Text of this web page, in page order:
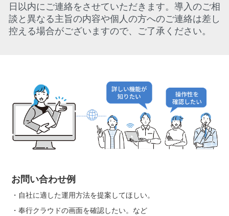
日以内にご連絡をさせていただきます。導入のご相
談と異なる主旨の内容や個人の方へのご連絡は差し
控える場合がございますので、ご了承ください。
お問い合わせ例
・自社に適した運用方法を提案してほしい。
・奉行クラウドの画面を確認したい。など